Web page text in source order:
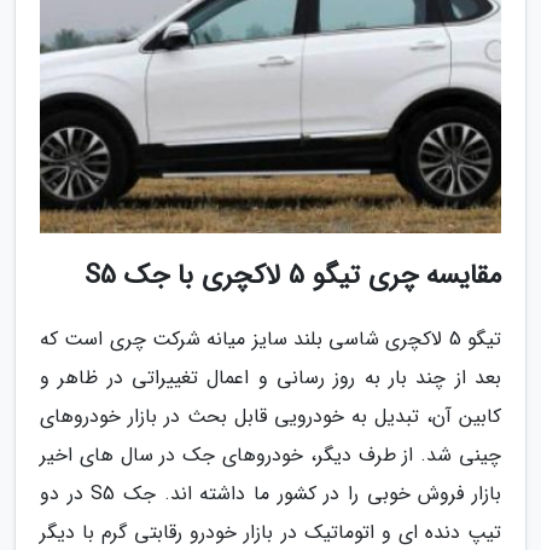
مقایسه چری تیگو 5 لاکچری با جک S5
تیگو 5 لاکچری شاسی بلند سایز میانه شرکت چری است که
بعد از چند بار به روز رسانی و اعمال تغییراتی در ظاهر و
کابین آن، تبدیل به خودرویی قابل بحث در بازار خودروهای
چینی شد. از طرف دیگر، خودروهای جک در سال های اخیر
بازار فروش خوبی را در کشور ما داشته اند. جک S5 در دو
تیپ دنده ای و اتوماتیک در بازار خودرو رقابتی گرم با دیگر